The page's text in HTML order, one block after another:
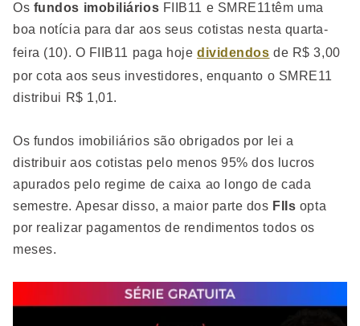
Os fundos imobiliários FIIB11 e SMRE11têm uma
boa notícia para dar aos seus cotistas nesta quarta-
feira (10). O FIIB11 paga hojedividendos de R$ 3,00
por cota aos seus investidores, enquanto o SMRE11
distribui R$ 1,01.
Os fundos imobiliários são obrigados por lei a
distribuir aos cotistas pelo menos 95% dos lucros
apurados pelo regime de caixa ao longo de cada
semestre. Apesar disso, a maior parte dos FIIs opta
por realizar pagamentos de rendimentos todos os
meses.